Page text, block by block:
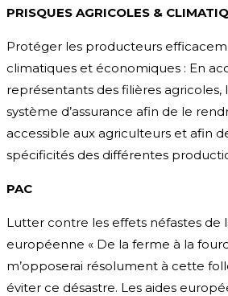
PRISQUES AGRICOLES &
Protéger les producteurs
climatiques et économiques : En
représentants des filières agricoles,
système d’assurance afin de le
accessible aux agriculteurs et afin
spécificités des différentes
PAC
Lutter contre les effets néfastes de
européenne « De la ferme à la
m’opposerai résolument à cette
éviter ce désastre. Les aides